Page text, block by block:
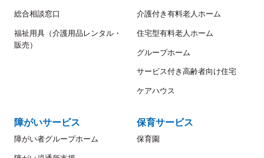
総合相談窓口
福祉用具（介護用品レンタル・
販売）
介護付き有料老人ホーム
住宅型有料老人ホーム
グループホーム
サービス付き高齢者向け住宅
ケアハウス
障がいサービス
障がい者グループホーム
保育サービス
保育園